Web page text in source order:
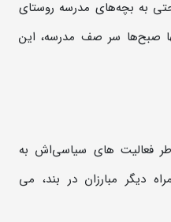
به بچه‌های مدرسه روستای
صبح‌ها سر صف مدرسه، این
فعالیت های سیاسی‌اش به
دیگر مبارزان در بند، می